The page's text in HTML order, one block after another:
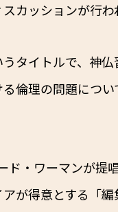
カッションが行わ
タイトルで、神
倫理の問題につ
ド・ワーマンが提
が得意とする「編